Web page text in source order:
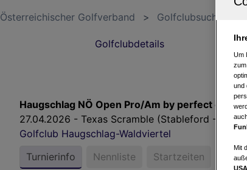
Österreichischer Golfverband > Golfclubsuche
Golfclubdetails
Haugschlag NÖ Open Pro/Am by perfect eagle
27.04.2026 - Texas Scramble (Stableford - 4
Golfclub Haugschlag-Waldviertel
Turnierinfo
Nennliste Startzeiten
Um
und
Mit